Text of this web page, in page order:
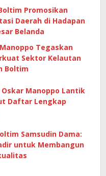
Promosikan
Daerah di Hadapan
Belanda
Tegaskan
Sektor Kelautan
Boltim
Manoppo Lantik
Daftar Lengkap
Samsudin Dama:
untuk Membangun